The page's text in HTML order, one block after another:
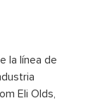
la línea de
Eli Olds,